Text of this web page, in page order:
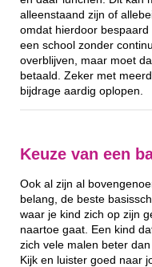
alleenstaand zijn of
omdat hierdoor
een school zonder
overblijven, maar moet
betaald. Zeker met
bijdrage aardig oplopen.
Keuze van een
Ook al zijn al
belang, de beste
waar je kind zich op zijn
naartoe gaat. Een kind
zich vele malen beter
Kijk en luister goed naar